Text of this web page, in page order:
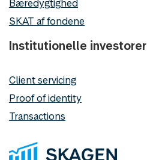
Bæredygtighed
SKAT af fondene
Institutionelle investorer
Client servicing
Proof of identity
Transactions